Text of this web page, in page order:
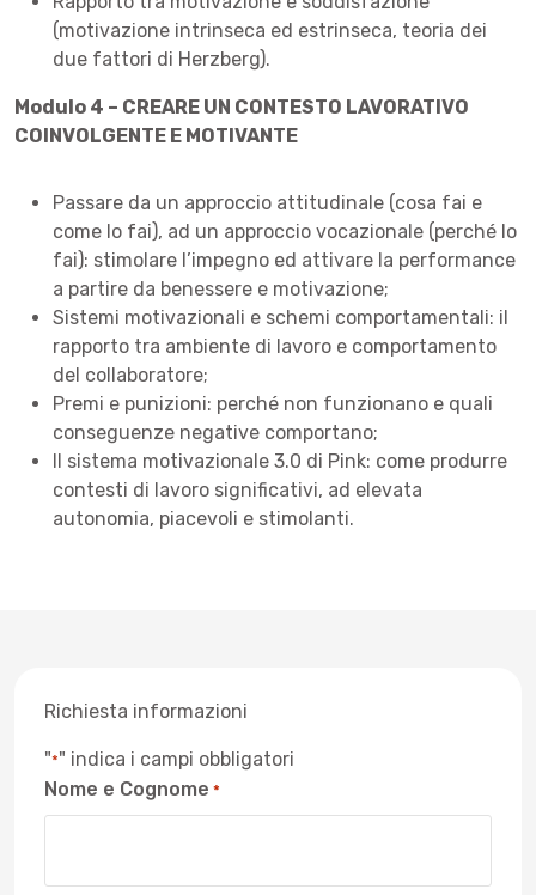
(motivazione intrinseca ed estrinseca, teoria dei
due fattori di Herzberg).
Modulo 4 – CREARE UN CONTESTO LAVORATIVO
COINVOLGENTE E MOTIVANTE
Passare da un approccio attitudinale (cosa fai e
come lo fai), ad un approccio vocazionale (perché lo
fai): stimolare l’impegno ed attivare la performance
a partire da benessere e motivazione;
Sistemi motivazionali e schemi comportamentali: il
rapporto tra ambiente di lavoro e comportamento
del collaboratore;
Premi e punizioni: perché non funzionano e quali
conseguenze negative comportano;
Il sistema motivazionale 3.0 di Pink: come produrre
contesti di lavoro significativi, ad elevata
autonomia, piacevoli e stimolanti.
Richiesta informazioni
"*" indica i campi obbligatori
Nome e Cognome *